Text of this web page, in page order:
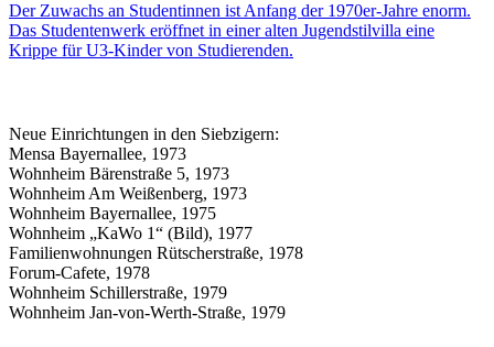
Der Zuwachs an Studentinnen ist Anfang der 1970er-Jahre enorm.
Das Studentenwerk eröffnet in einer alten Jugendstilvilla eine
Krippe für U3-Kinder von Studierenden.
Neue Einrichtungen in den Siebzigern:
Mensa Bayernallee, 1973
Wohnheim Bärenstraße 5, 1973
Wohnheim Am Weißenberg, 1973
Wohnheim Bayernallee, 1975
Wohnheim „KaWo 1“ (Bild), 1977
Familienwohnungen Rütscherstraße, 1978
Forum-Cafete, 1978
Wohnheim Schillerstraße, 1979
Wohnheim Jan-von-Werth-Straße, 1979